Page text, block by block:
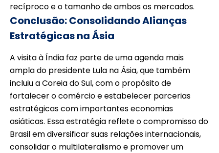
recíproco e o tamanho de ambos os mercados.
Conclusão: Consolidando Alianças
Estratégicas na Ásia
A visita à Índia faz parte de uma agenda mais
ampla do presidente Lula na Ásia, que também
incluiu a Coreia do Sul, com o propósito de
fortalecer o comércio e estabelecer parcerias
estratégicas com importantes economias
asiáticas. Essa estratégia reflete o compromisso do
Brasil em diversificar suas relações internacionais,
consolidar o multilateralismo e promover um